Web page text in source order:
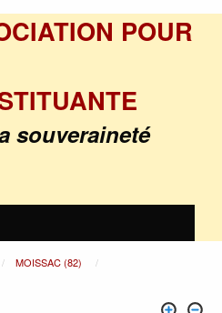
POUR
souveraineté
MOISSAC (82)